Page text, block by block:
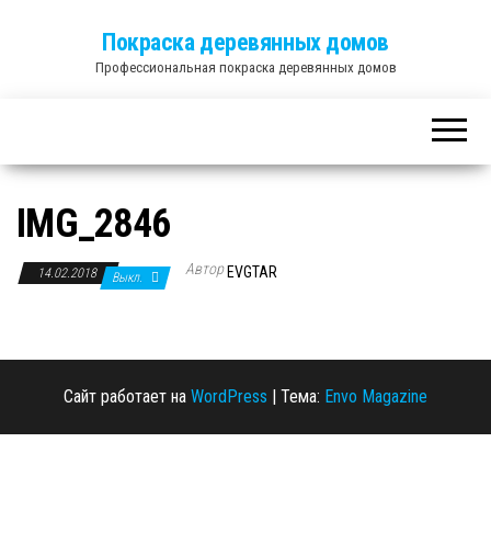
Покраска деревянных домов
Профессиональная покраска деревянных домов
IMG_2846
14.02.2018 Выкл. Автор EVGTAR
Сайт работает на WordPress | Тема: Envo Magazine